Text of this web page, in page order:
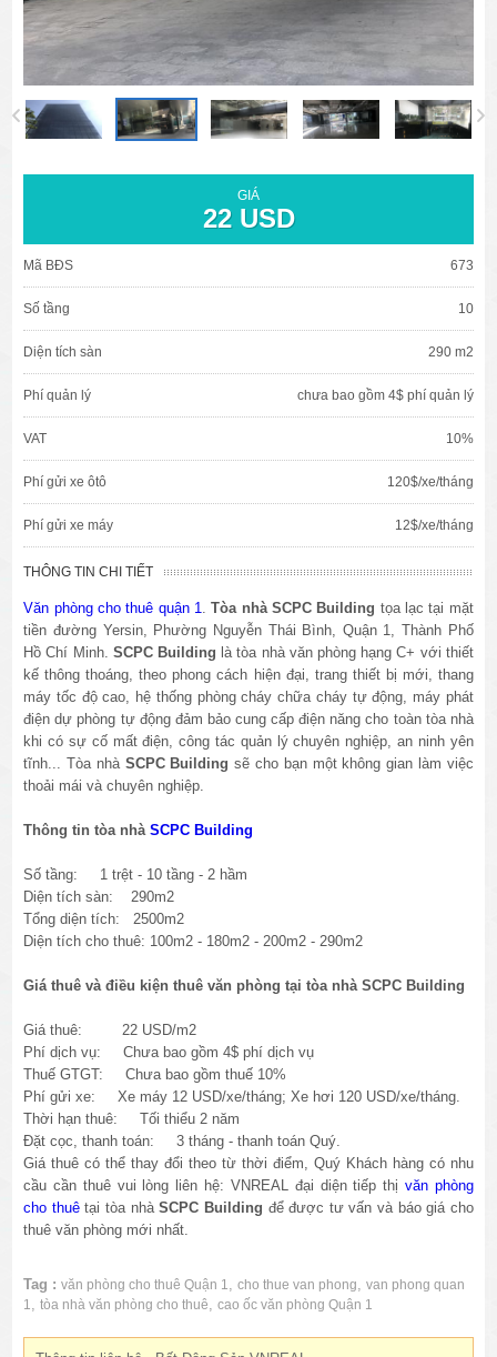
GIÁ
22 USD
Mã BĐS 673
Số tầng 10
Diện tích sàn 290 m2
Phí quản lý chưa bao gồm 4$ phí quản lý
VAT 10%
Phí gửi xe ôtô 120$/xe/tháng
Phí gửi xe máy 12$/xe/tháng
THÔNG TIN CHI TIẾT
Văn phòng cho thuê quận 1 .Tòa nhà SCPC Building tọa lạc tại mặt
tiền đường Yersin, Phường Nguyễn Thái Bình, Quận 1, Thành Phố
Hồ Chí Minh. SCPC Building là tòa nhà văn phòng hạng C+ với thiết
kế thông thoáng, theo phong cách hiện đại, trang thiết bị mới, thang
máy tốc độ cao, hệ thống phòng cháy chữa cháy tự động, máy phát
điện dự phòng tự động đảm bảo cung cấp điện năng cho toàn tòa nhà
khi có sự cố mất điện, công tác quản lý chuyên nghiệp, an ninh yên
tĩnh... Tòa nhà SCPC Building sẽ cho bạn một không gian làm việc
thoải mái và chuyên nghiệp.
Thông tin tòa nhàSCPC Building
Số tầng: 1 trệt - 10 tầng - 2 hầm
Diện tích sàn: 290m2
Tổng diện tích: 2500m2
Diện tích cho thuê: 100m2 - 180m2 - 200m2 - 290m2
Giá thuê và điều kiện thuê văn phòng tại tòa nhà SCPC Building
Giá thuê: 22 USD/m2
Phí dịch vụ: Chưa bao gồm 4$ phí dịch vụ
Thuế GTGT: Chưa bao gồm thuế 10%
Phí gửi xe: Xe máy 12 USD/xe/tháng; Xe hơi 120 USD/xe/tháng.
Thời hạn thuê: Tối thiểu 2 năm
Đặt cọc, thanh toán: 3 tháng - thanh toán Quý.
Giá thuê có thể thay đổi theo từ thời điểm, Quý Khách hàng có nhu
cầu cần thuê vui lòng liên hệ: VNREAL đại diện tiếp thị văn phòng
cho thuêtại tòa nhàSCPC Building để được tư vấn và báo giá cho
thuê văn phòng mới nhất.
Tag : văn phòng cho thuê Quận 1 ,cho thue van phong ,van phong quan
1
,tòa nhà văn phòng cho thuê ,cao ốc văn phòng Quận 1
văn phòng cho thuê quận 3
văn phòng quận 1
cao ốc văn phòng quận 1
cao ốc văn phòng quận 3